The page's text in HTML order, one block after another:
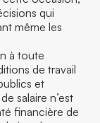
qui
même les
à toute
de travail
et
salaire n’est
financière de